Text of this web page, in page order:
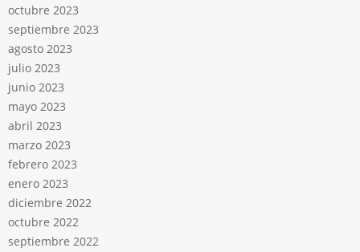
octubre 2023
septiembre 2023
agosto 2023
julio 2023
junio 2023
mayo 2023
abril 2023
marzo 2023
febrero 2023
enero 2023
diciembre 2022
octubre 2022
septiembre 2022